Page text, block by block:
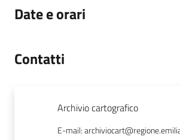
Date e orari
Contatti
Archivio cartografico
E-mail: